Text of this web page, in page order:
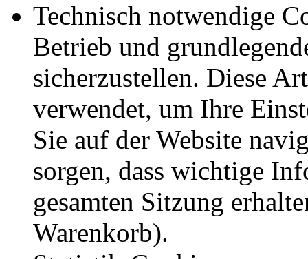
Technisch notwendige
Betrieb und
sicherzustellen. Diese
verwendet, um Ihre
Sie auf der Website
sorgen, dass wichtige
gesamten Sitzung
Warenkorb).